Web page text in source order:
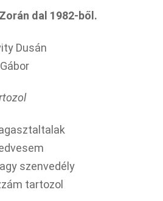
dal 1982-ből.
Dusán
szenvedély
tartozol